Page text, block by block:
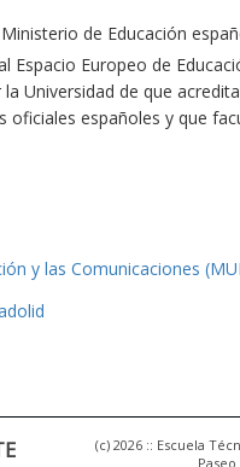
de Educación
Europeo de
Universidad de que
españoles y que
y las Comunicaciones
(c) 2026 :: Escuela